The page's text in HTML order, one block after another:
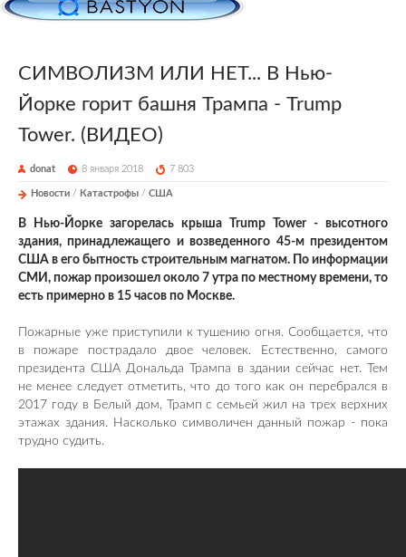
СИМВОЛИЗМ ИЛИ НЕТ... В Нью-
Йорке горит башня Трампа - Trump
Tower. (ВИДЕО)
donat 8 января 2018 7 803
Новости / Катастрофы / США
В Нью-Йорке загорелась крыша Trump Tower - высотного
здания, принадлежащего и возведенного 45-м президентом
США в его бытность строительным магнатом. По информации
СМИ, пожар произошел около 7 утра по местному времени, то
есть примерно в 15 часов по Москве.
Пожарные уже приступили к тушению огня. Сообщается, что
в пожаре пострадало двое человек. Естественно, самого
президента США Дональда Трампа в здании сейчас нет. Тем
не менее следует отметить, что до того как он перебрался в
2017 году в Белый дом, Трамп с семьей жил на трех верхних
этажах здания. Насколько символичен данный пожар - пока
трудно судить.